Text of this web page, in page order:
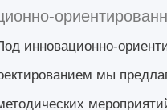
инновационно-
мы